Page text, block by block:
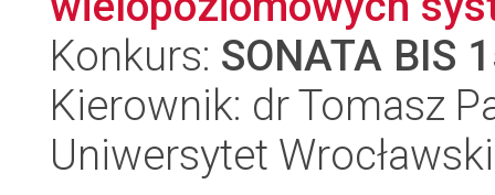
Konkurs: SONATA BIS
Kierownik: dr Tomasz
Uniwersytet Wrocławski